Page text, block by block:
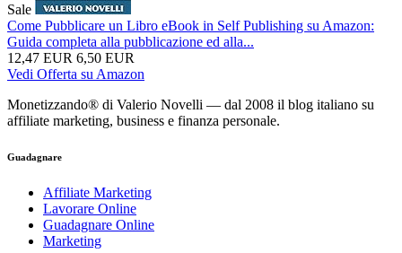
Sale
Come Pubblicare un Libro eBook in Self Publishing su Amazon:
Guida completa alla pubblicazione ed alla...
12,47 EUR 6,50 EUR
Vedi Offerta su Amazon
Monetizzando® di Valerio Novelli — dal 2008 il blog italiano su
affiliate marketing, business e finanza personale.
Guadagnare
Affiliate Marketing
Lavorare Online
Guadagnare Online
Marketing